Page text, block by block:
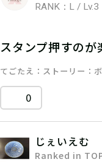
RANK：L / Lv.3
スタンプ押すのが
てごたえ ストーリー
0
じぇいえむ
Ranked in